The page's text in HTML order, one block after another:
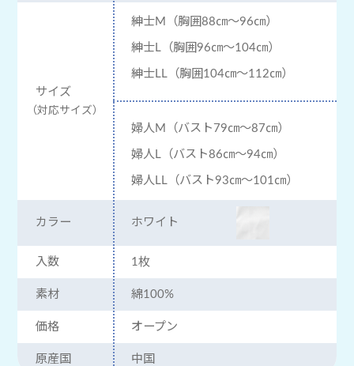
サイズ
（対応サイズ）
紳士M （胸囲88㎝～96㎝）
紳士L （胸囲96㎝～104㎝）
紳士LL （胸囲104㎝～112㎝）
婦人M （バスト79㎝～87㎝）
婦人L （バスト86㎝～94㎝）
婦人LL （バスト93㎝～101㎝）
カラー ホワイト
入数 1枚
素材 綿100%
価格 オープン
原産国 中国